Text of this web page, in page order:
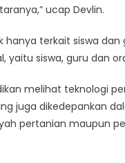
ucap Devlin.
terkait siswa
siswa, guru dan
melihat teknologi
juga dikedepankan
pertanian maupun